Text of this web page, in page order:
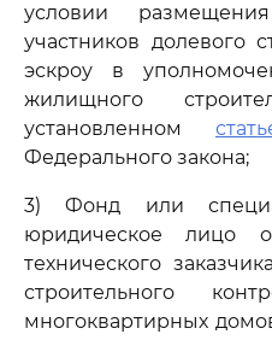
условии
участников долевого
эскроу в
жилищного
установленном
Федерального закона;
3) Фонд или
юридическое лицо
технического
строительного
многоквартирных